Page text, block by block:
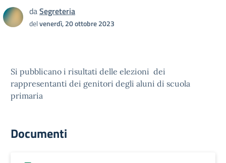
daSegreteria
delvenerdì, 20 ottobre 2023
Si pubblicano i risultati delle elezioni dei
rappresentanti dei genitori degli aluni di scuola
primaria
Documenti